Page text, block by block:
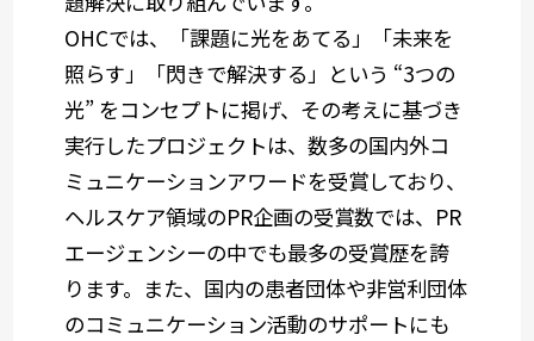
OHCでは、「課題に光をあてる」「未来を
照らす」「閃きで解決する」という “3つの
光” をコンセプトに掲げ、その考えに基づき
実行したプロジェクトは、数多の国内外コ
ミュニケーションアワードを受賞しており、
ヘルスケア領域のPR企画の受賞数では、PR
エージェンシーの中でも最多の受賞歴を誇
ります。また、国内の患者団体や非営利団体
のコミュニケーション活動のサポートにも